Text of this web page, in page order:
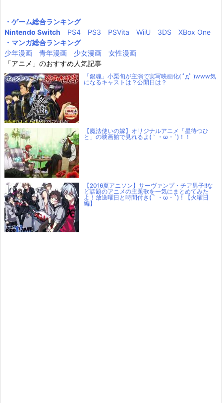
・ゲーム総合ランキング
Nintendo Switch
PS4 PS3 PSVita WiiU 3DS
XBox One
・マンガ総合ランキング
少年漫画
青年漫画 少女漫画
女性漫画
「アニメ」のおすすめ人気記事
「銀魂」小栗旬が主演で実写映画化( ﾟдﾟ )www気
になるキャストは？公開日は？
【魔法使いの嫁】オリジナルアニメ「星待つひ
と」の映画館で見れるよ(｀・ω・´)！！
【2016夏アニソン】サーヴァンプ・チア男子!!な
ど話題のアニメの主題歌を一気にまとめてみた
よ！放送曜日と時間付き(｀・ω・´)！【火曜日
編】